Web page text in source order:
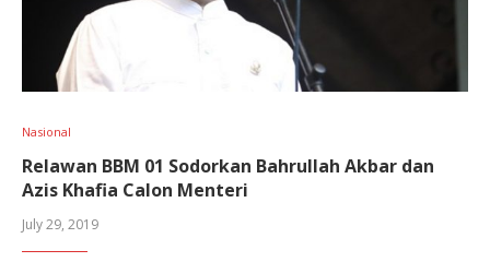
Nasional
Relawan BBM 01 Sodorkan Bahrullah Akbar dan
Azis Khafia Calon Menteri
July 29, 2019